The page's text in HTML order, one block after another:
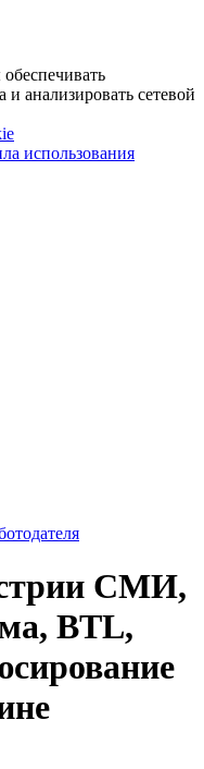
анализировать сетевой
использования
СМИ,
BTL,